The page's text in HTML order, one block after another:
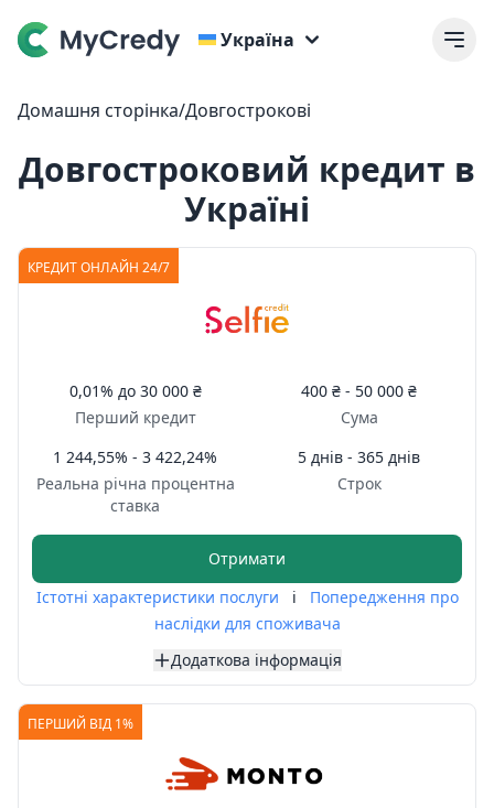
Україна
Домашня сторінка/Довгострокові
Довгостроковий кредит в
Україні
КРЕДИТ ОНЛАЙН 24/7
0,01% до 30 000 ₴
Перший кредит
400 ₴ - 50 000 ₴
Сума
1 244,55% - 3 422,24%
Реальна річна процентна
ставка
5 днів - 365 днів
Строк
Отримати
Істотні характеристики послуги
i
Попередження про
наслідки для споживача
Додаткова інформація
ПЕРШИЙ ВІД 1%